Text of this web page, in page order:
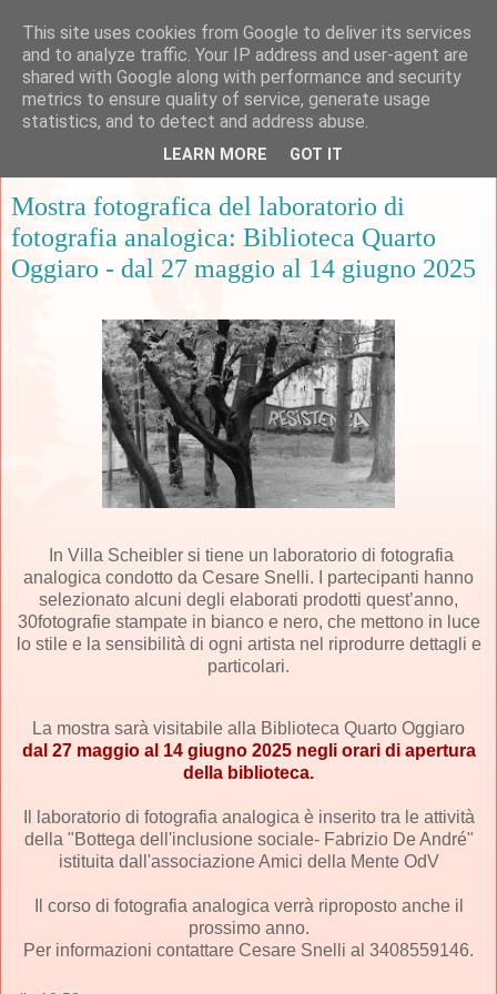
Mostra fotografica del laboratorio di
fotografia analogica: Biblioteca Quarto
Oggiaro - dal 27 maggio al 14 giugno 2025
In Villa Scheibler si tiene un laboratorio di fotografia
analogica condotto da Cesare Snelli. I partecipanti hanno
selezionato alcuni degli elaborati prodotti quest’anno,
30fotografie stampate in bianco e nero, che mettono in luce
lo stile e la sensibilità di ogni artista nel riprodurre dettagli e
particolari.
La mostra sarà visitabile alla Biblioteca Quarto Oggiaro
dal 27 maggio al 14 giugno 2025 negli orari di apertura
della biblioteca.
Il laboratorio di fotografia analogica è inserito tra le attività
della "Bottega dell'inclusione sociale- Fabrizio De André"
istituita dall'associazioneAmici della Mente OdV
Il corso di fotografia analogica verrà riproposto anche il
prossimo anno.
Per informazioni contattare Cesare Snelli al 3408559146.
This site uses cookies from Google to deliver its services
and to analyze traffic. Your IP address and user-agent are
shared with Google along with performance and security
metrics to ensure quality of service, generate usage
statistics, and to detect and address abuse.
LEARN MORE GOT IT